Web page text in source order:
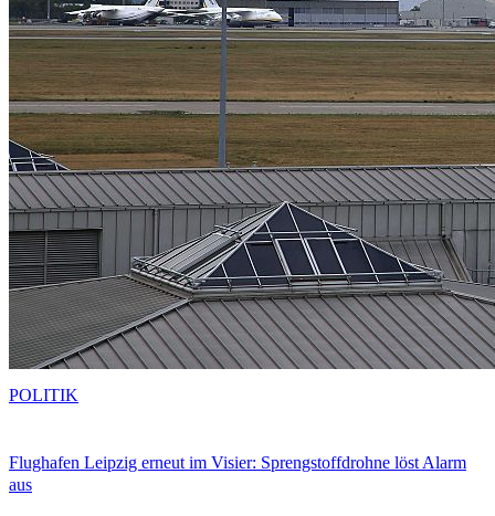
Flughafen Leipzig erneut im Visier: Sprengstoffdrohne löst Alarm
aus
POLITIK